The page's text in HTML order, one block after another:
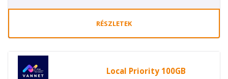
RÉSZLETEK
Local Priority 100GB